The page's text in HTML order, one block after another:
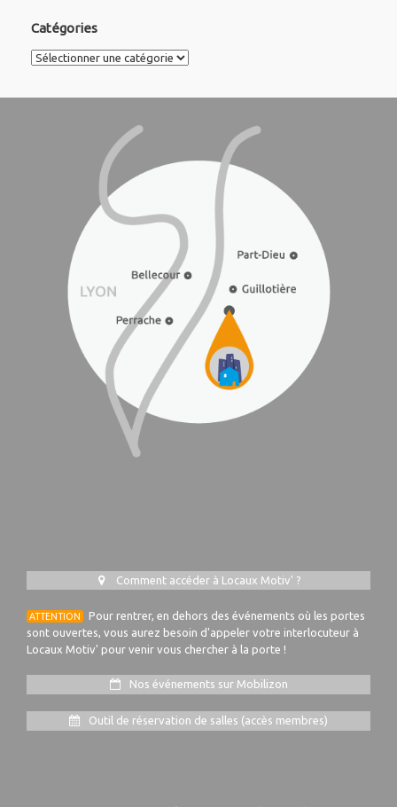
Catégories
Catégories
Comment accéder à Locaux Motiv' ?
ATTENTION
Pour rentrer, en dehors des événements où les portes
sont ouvertes, vous aurez besoin d'appeler votre interlocuteur à
Locaux Motiv' pour venir vous chercher à la porte !
Nos événements sur Mobilizon
Outil de réservation de salles (accès membres)